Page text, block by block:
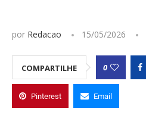
por Redacao 15/05/2026
COMPARTILHE 0
Pinterest Email